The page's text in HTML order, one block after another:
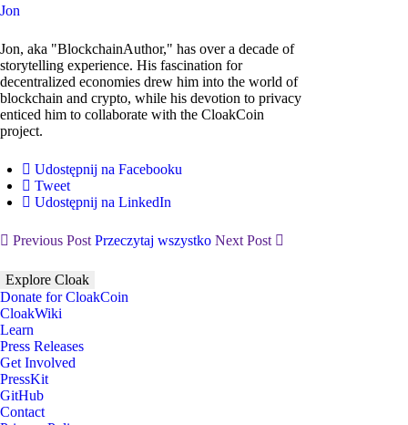
Jon
Jon, aka "BlockchainAuthor," has over a decade of
storytelling experience. His fascination for
decentralized economies drew him into the world of
blockchain and crypto, while his devotion to privacy
enticed him to collaborate with the CloakCoin
project.
Udostępnij na Facebooku
Tweet
Udostępnij na LinkedIn
Previous Post Przeczytaj wszystko Next Post
Explore Cloak
Donate for CloakCoin
CloakWiki
Learn
Press Releases
Get Involved
PressKit
GitHub
Contact